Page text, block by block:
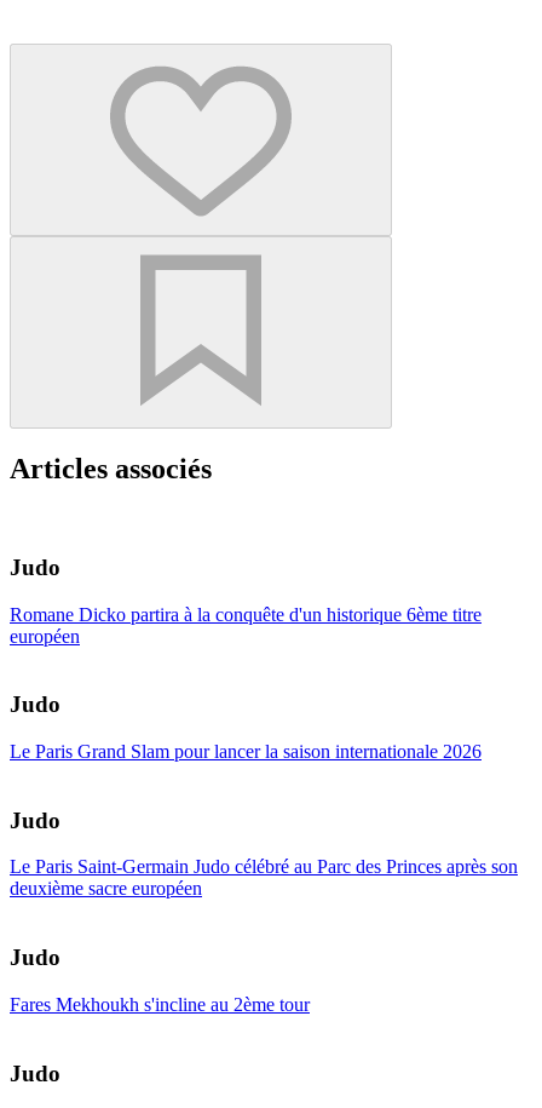
Articles associés
Judo
Romane Dicko partira à la conquête d'un historique 6ème titre
européen
Judo
Le Paris Grand Slam pour lancer la saison internationale 2026
Judo
Le Paris Saint-Germain Judo célébré au Parc des Princes après son
deuxième sacre européen
Judo
Fares Mekhoukh s'incline au 2ème tour
Judo